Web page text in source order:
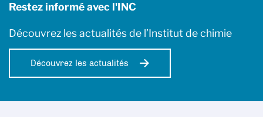
Restez informé avec l'INC
Découvrez les actualités de l’Institut de chimie
Découvrez les actualités